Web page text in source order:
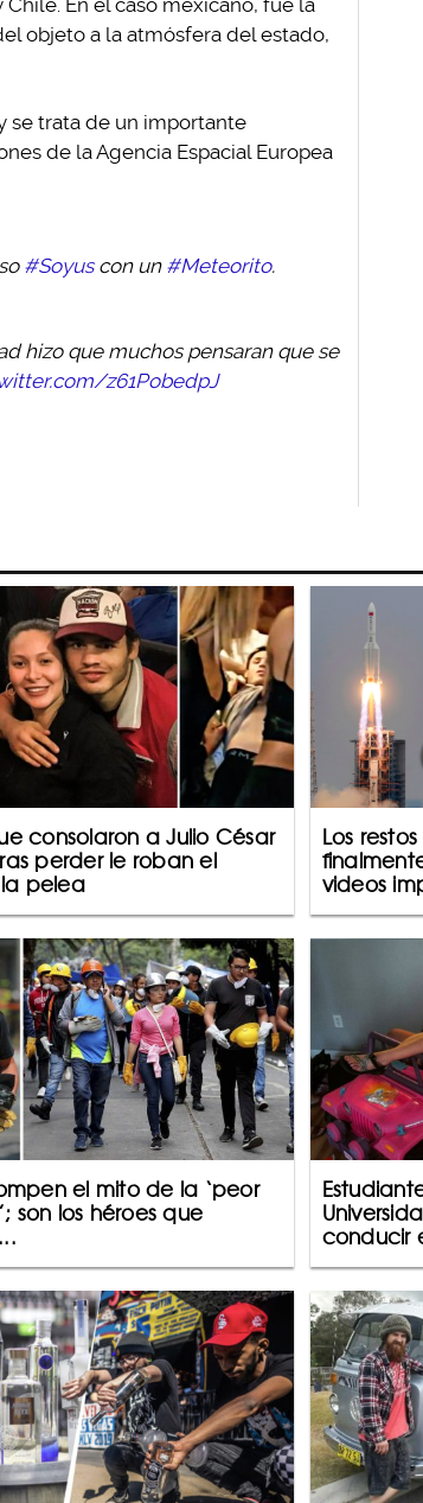
En el caso mexicano, fue la
objeto a la atmósfera del estado,
se trata de un importante
de la Agencia Espacial Europea
#Soyuscon un #Meteorito.
hizo que muchos pensaran que se
z61PobedpJ
consolaron a Julio César
perder le roban el
pelea
Los
videos
el mito de la ‘peor
son los héroes que
conducir